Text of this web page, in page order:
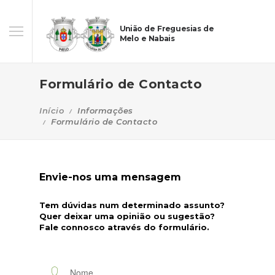
União de Freguesias de
Melo e Nabais
Formulário de Contacto
Início
Informações
Formulário de Contacto
Envie-nos uma mensagem
Tem dúvidas num determinado assunto?
Quer deixar uma opinião ou sugestão?
Fale connosco através do formulário.